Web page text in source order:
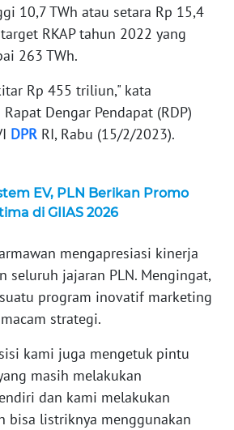
10,7 TWh atau setara Rp 15,4
RKAP tahun 2022 yang
263 TWh.
Rp 455 triliun," kata
Dengar Pendapat (RDP)
DPR RI, Rabu (15/2/2023).
EV, PLN Berikan Promo
di GIIAS 2026
mengapresiasi kinerja
seluruh jajaran PLN. Mengingat,
program inovatif marketing
strategi.
kami juga mengetuk pintu
masih melakukan
dan kami melakukan
bisa listriknya menggunakan